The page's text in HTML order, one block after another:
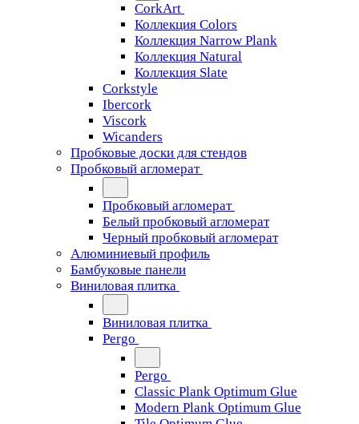
CorkArt
Коллекция Colors
Коллекция Narrow Plank
Коллекция Natural
Коллекция Slate
Corkstyle
Ibercork
Viscork
Wicanders
Пробковые доски для стендов
Пробковый агломерат
Пробковый агломерат
Белый пробковый агломерат
Черный пробковый агломерат
Алюминиевый профиль
Бамбуковые панели
Виниловая плитка
Виниловая плитка
Pergo
Pergo
Classic Plank Optimum Glue
Modern Plank Optimum Glue